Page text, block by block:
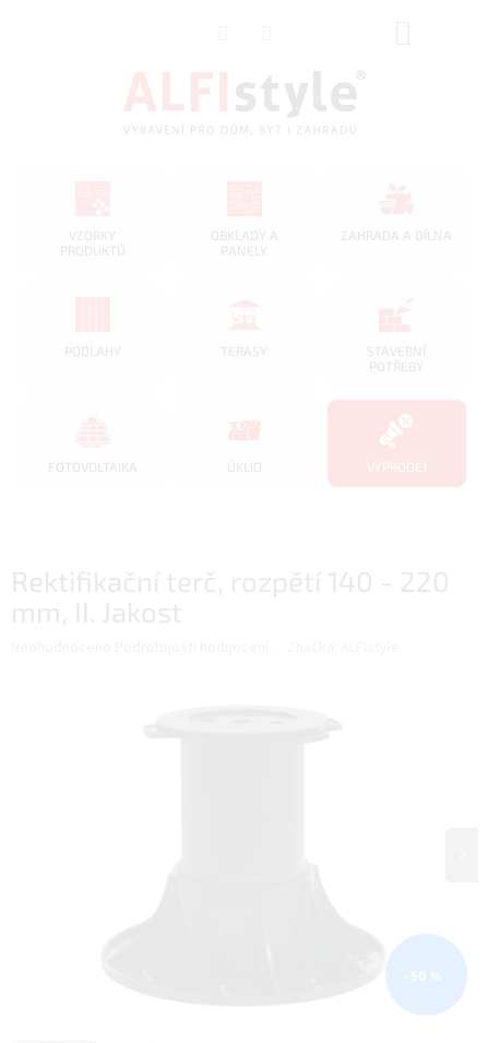
VZORKY
PRODUKTŮ
OBKLADY A
PANELY
ZAHRADA A DÍLNA
PODLAHY TERASY
STAVEBNÍ
POTŘEBY
FOTOVOLTAIKA ÚKLID VÝPRODEJ
–50 %